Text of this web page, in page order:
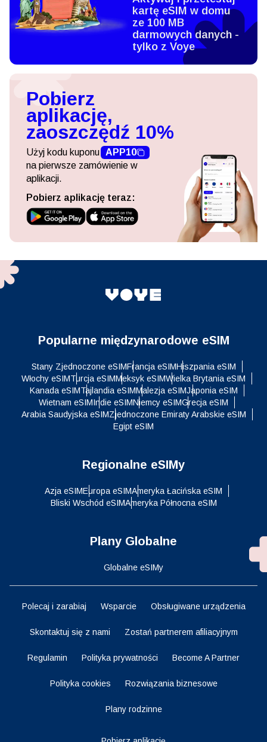
kartę eSIM w domu
ze 100 MB
darmowych danych -
tylko z Voye
Pobierz
aplikację,
zaoszczędź 10%
Użyj kodu kuponu APP10
na pierwsze zamówienie w
aplikacji.
Pobierz aplikację teraz:
Popularne międzynarodowe eSIM
Stany Zjednoczone eSIMFrancja eSIMHiszpania eSIM
Włochy eSIMTurcja eSIMMeksyk eSIMWielka Brytania eSIM
Kanada eSIMTajlandia eSIMMalezja eSIMJaponia eSIM
Wietnam eSIMIndie eSIMNiemcy eSIMGrecja eSIM
Arabia Saudyjska eSIMZjednoczone Emiraty Arabskie eSIM
Egipt eSIM
Regionalne eSIMy
Azja eSIMEuropa eSIMAmeryka Łacińska eSIM
Bliski Wschód eSIMAmeryka Północna eSIM
Plany Globalne
Globalne eSIMy
Polecaj i zarabiaj Wsparcie Obsługiwane urządzenia
Skontaktuj się z nami Zostań partnerem afiliacyjnym
Regulamin Polityka prywatności Become A Partner
Polityka cookies Rozwiązania biznesowe
Plany rodzinne